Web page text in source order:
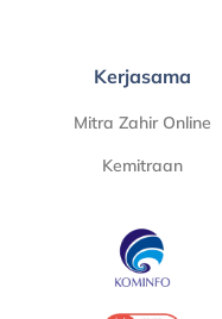
Kerjasama
Mitra Zahir Online
Kemitraan